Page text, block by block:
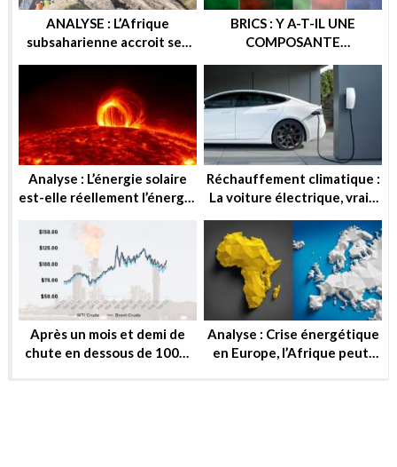
ANALYSE : L’Afrique
subsaharienne accroit ses
européennes contre la
Russie
BRICS : Y A-T-IL UNE
COMPOSANTE
CETTE ALTERNATIVE
ECONOMIQUE ? OU
GEOPOLITIQUE ?
Analyse : L’énergie solaire
est-elle réellement l’énergie
Réchauffement climatique :
La voiture électrique, vraie
Après un mois et demi de
chute en dessous de 100$,
Analyse : Crise énergétique
en Europe, l’Afrique peut-